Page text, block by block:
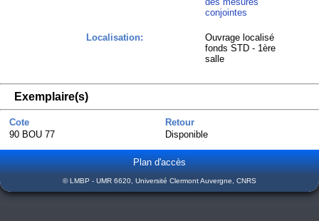
conjointes
Localisation:
Ouvrage localisé
fonds STD - 1ère
salle
Exemplaire(s)
Cote
Retour
90 BOU 77
Disponible
Plan d'accès
© LMBP - UMR 6620, Université Clermont Auvergne, CNRS